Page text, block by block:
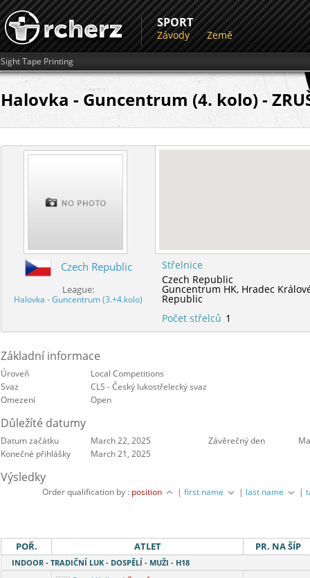
SPORT
Závody Země
Sight Tape Printing
Halovka - Guncentrum (4. kolo) -
Czech Republic
League:
Halovka - Guncentrum (3.+4.kolo)
Střelnice
Czech Republic
Guncentrum HK, Hradec
Republic
Počet střelců 1
Základní informace
Úroveň
Local Competitions
Svaz
CLS - Český lukostřelecký svaz
Omezení
Open
Důležíté datumy
Datum začátku March 22, 2025 Závěrečný den
Konečné přihlášky
March 21, 2025
Výsledky
Order qualification by : position |first name | last name |
POŘ. ATLET PR. NA ŠÍP
INDOOR - TRADIČNÍ LUK - DOSPĚLÍ - MUŽI - H18